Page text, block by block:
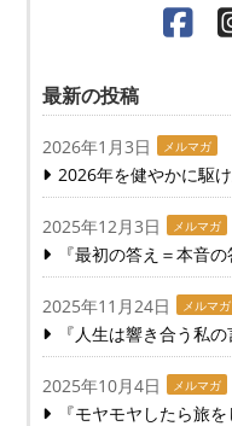
最新の投稿
2026年1月3日 メルマガ
2026年を健やかに駆
2025年12月3日 メルマガ
『最初の答え＝本音
2025年11月24日 メルマガ
『人生は響き合う私の
2025年10月4日 メルマガ
『モヤモヤしたら旅を